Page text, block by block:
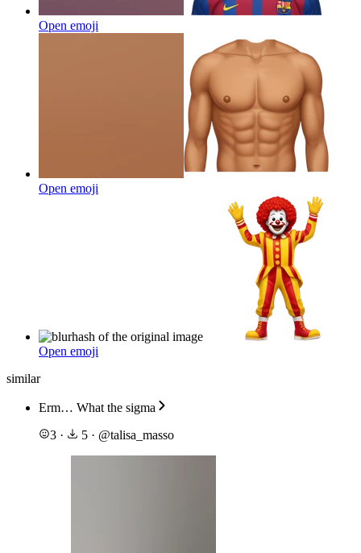
Open emoji
Open emoji
Open emoji
similar
Erm… What the sigma
3 · 5 · @talisa_masso